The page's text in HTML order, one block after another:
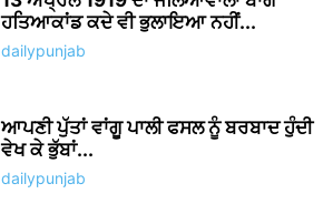
ਹਤਿਆਕਾਂਡ ਕਦੇ ਵੀ ਭੁਲਾਇਆ ਨਹੀਂ...
dailypunjab
ਆਪਣੀ ਪੁੱਤਾਂ ਵਾਂਗੂ ਪਾਲੀ ਫਸਲ ਨੂੰ ਬਰਬਾਦ ਹੁੰਦੀ
ਵੇਖ ਕੇ ਭੁੱਬਾਂ...
dailypunjab